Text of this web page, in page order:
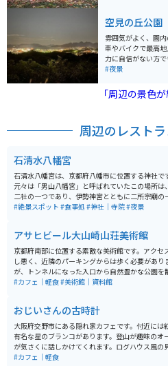
空見の丘公園
雰囲気がよく、園
車やバイクで最高
力に自信がない方
景が一望できるとて
#夜景
「周辺の景色
周辺のレスト
石清水八幡宮
石清水八幡宮は、京都府八幡市に位置する神社で
元々は「男山八幡宮」と呼ばれていたこの場所は
二社の一つであり、伊勢神宮とともに二所宗廟の
なっています。 旧社格は官幣大社で、現在は神社
います。宮中の四方拝で遥拝されるこの神社は、ツ
ングやバイクで訪れた旅行者にも人気の場所です
#絶景スポット #食事処 #神社｜寺院#夜景
アサヒビール大山崎山荘美術館
京都府南部に位置する素敵な美術館です。アクセ
し悪く、近隣のパーキングからは歩く必要があり
が、トンネルになった入口から自然豊かな公園を
ることができ、晴れている時は気持ちが良いです。
#カフェ｜軽食#美術館｜資料館
おじいさんの古時計
大阪府交野市にある隠れ家カフェです。付近には
有名な星のブランコがあります。登山が趣味のオ
が気さくに話しかけてくれます。ログハウス風の
で雰囲気、味、接客すべて満足させてくれる穴場
#カフェ｜軽食